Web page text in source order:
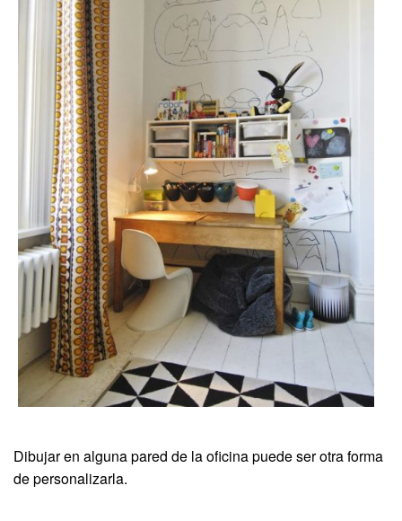
Dibujar en alguna pared de la oficina puede ser otra forma
de personalizarla.